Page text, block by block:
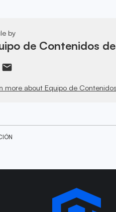
by
de Contenidos
more about Equipo de